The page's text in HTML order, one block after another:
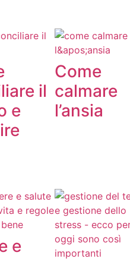
il
e
Come
calmare
l’ansia
e